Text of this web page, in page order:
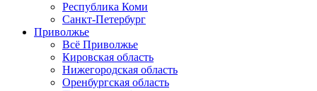
Республика Коми
Санкт-Петербург
Приволжье
Всё Приволжье
Кировская область
Нижегородская область
Оренбургская область